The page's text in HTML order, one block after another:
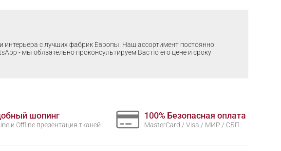
с лучших фабрик Европы. Наш ассортимент постоянно
- мы обязательно проконсультируем Вас по его цене и сроку
шопинг
и Offline презентация тканей
100% Безопасная оплата
MasterCard / Visa / МИР / СБП